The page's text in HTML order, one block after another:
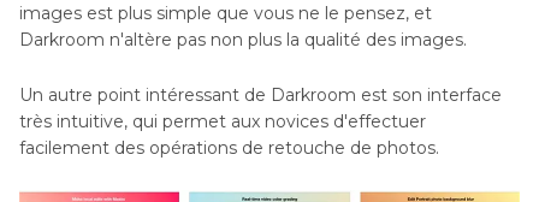
images est plus simple que vous ne le pensez, et
Darkroom n'altère pas non plus la qualité des images.
Un autre point intéressant de Darkroom est son interface
très intuitive, qui permet aux novices d'effectuer
facilement des opérations de retouche de photos.